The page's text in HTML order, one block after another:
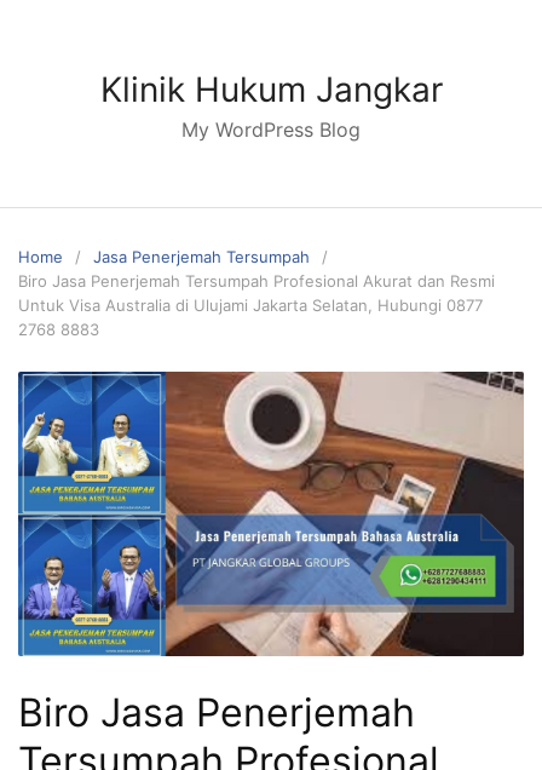
Klinik Hukum Jangkar
My WordPress Blog
Home
Jasa Penerjemah Tersumpah
Biro Jasa Penerjemah Tersumpah Profesional Akurat dan Resmi
Untuk Visa Australia di Ulujami Jakarta Selatan, Hubungi 0877
2768 8883
Biro Jasa Penerjemah